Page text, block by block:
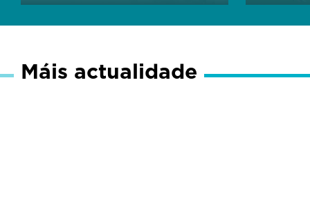
Máis actualidade